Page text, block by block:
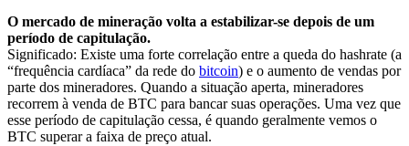
O mercado de mineração volta a estabilizar-se depois de um
período de capitulação.
Significado: Existe uma forte correlação entre a queda do hashrate (a
“frequência cardíaca” da rede do bitcoin) e o aumento de vendas por
parte dos mineradores. Quando a situação aperta, mineradores
recorrem à venda de BTC para bancar suas operações. Uma vez que
esse período de capitulação cessa, é quando geralmente vemos o
BTC superar a faixa de preço atual.